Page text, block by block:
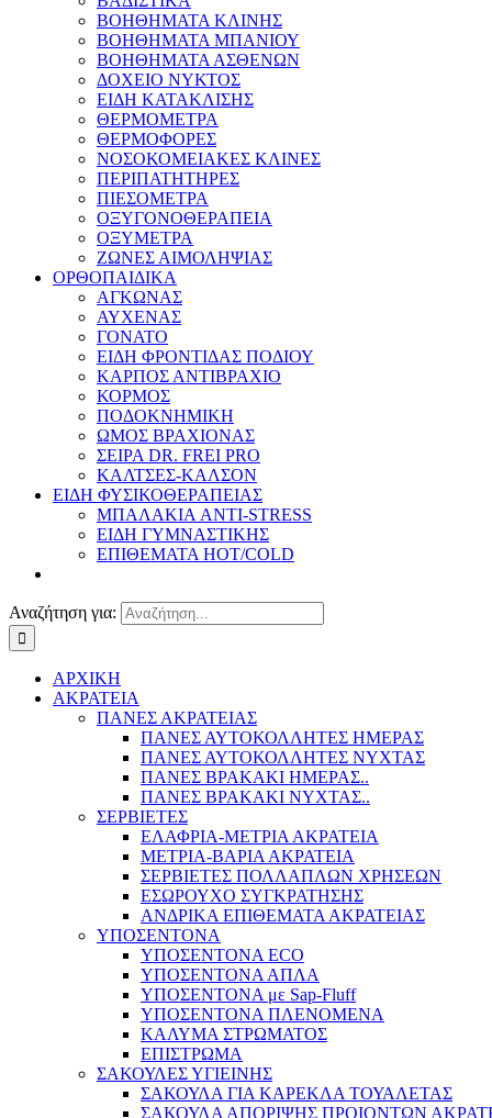
ΒΟΗΘΗΜΑΤΑ ΚΛΙΝΗΣ
ΒΟΗΘΗΜΑΤΑ ΜΠΑΝΙΟΥ
ΒΟΗΘΗΜΑΤΑ ΑΣΘΕΝΩΝ
ΔΟΧΕΙΟ ΝΥΚΤΟΣ
ΕΙΔΗ ΚΑΤΑΚΛΙΣΗΣ
ΘΕΡΜΟΜΕΤΡΑ
ΘΕΡΜΟΦΟΡΕΣ
ΝΟΣΟΚΟΜΕΙΑΚΕΣ ΚΛΙΝΕΣ
ΠΕΡΙΠΑΤΗΤΗΡΕΣ
ΠΙΕΣΟΜΕΤΡΑ
ΟΞΥΓΟΝΟΘΕΡΑΠΕΙΑ
ΟΞΥΜΕΤΡΑ
ΖΩΝΕΣ ΑΙΜΟΛΗΨΙΑΣ
ΟΡΘΟΠΑΙΔΙΚΑ
ΑΓΚΩΝΑΣ
ΑΥΧΕΝΑΣ
ΓΟΝΑΤΟ
ΕΙΔΗ ΦΡΟΝΤΙΔΑΣ ΠΟΔΙΟΥ
ΚΑΡΠΟΣ ΑΝΤΙΒΡΑΧΙΟ
ΚΟΡΜΟΣ
ΠΟΔΟΚΝΗΜΙΚΗ
ΩΜΟΣ ΒΡΑΧΙΟΝΑΣ
ΣΕΙΡΑ DR. FREI PRO
ΚΑΛΤΣΕΣ-ΚΑΛΣΟΝ
ΕΙΔΗ ΦΥΣΙΚΟΘΕΡΑΠΕΙΑΣ
ΜΠΑΛΑΚΙΑ ANTI-STRESS
ΕΙΔΗ ΓΥΜΝΑΣΤΙΚΗΣ
ΕΠΙΘΕΜΑΤΑ HOT/COLD
Αναζήτηση για:
ΑΡΧΙΚΗ
ΑΚΡΑΤΕΙΑ
ΠΑΝΕΣ ΑΚΡΑΤΕΙΑΣ
ΠΑΝΕΣ ΑΥΤΟΚΟΛΛΗΤΕΣ ΗΜΕΡΑΣ
ΠΑΝΕΣ ΑΥΤΟΚΟΛΛΗΤΕΣ ΝΥΧΤΑΣ
ΠΑΝΕΣ ΒΡΑΚΑΚΙ ΗΜΕΡΑΣ..
ΠΑΝΕΣ ΒΡΑΚΑΚΙ ΝΥΧΤΑΣ..
ΣΕΡΒΙΕΤΕΣ
ΕΛΑΦΡΙΑ-ΜΕΤΡΙΑ ΑΚΡΑΤΕΙΑ
ΜΕΤΡΙΑ-ΒΑΡΙΑ ΑΚΡΑΤΕΙΑ
ΣΕΡΒΙΕΤΕΣ ΠΟΛΛΑΠΛΩΝ ΧΡΗΣΕΩΝ
ΕΣΩΡΟΥΧΟ ΣΥΓΚΡΑΤΗΣΗΣ
ΑΝΔΡΙΚΑ ΕΠΙΘΕΜΑΤΑ ΑΚΡΑΤΕΙΑΣ
ΥΠΟΣΕΝΤΟΝΑ
ΥΠΟΣΕΝΤΟΝΑ ECO
ΥΠΟΣΕΝΤΟΝΑ ΑΠΛΑ
ΥΠΟΣΕΝΤΟΝΑ με Sap-Fluff
ΥΠΟΣΕΝΤΟΝΑ ΠΛΕΝΟΜΕΝΑ
ΚΑΛΥΜΑ ΣΤΡΩΜΑΤΟΣ
ΕΠΙΣΤΡΩΜΑ
ΣΑΚΟΥΛΕΣ ΥΓΙΕΙΝΗΣ
ΣΑΚΟΥΛΑ ΓΙΑ ΚΑΡΕΚΛΑ ΤΟΥΑΛΕΤΑΣ
ΣΑΚΟΥΛΑ ΑΠΟΡΙΨΗΣ ΠΡΟΙΟΝΤΩΝ